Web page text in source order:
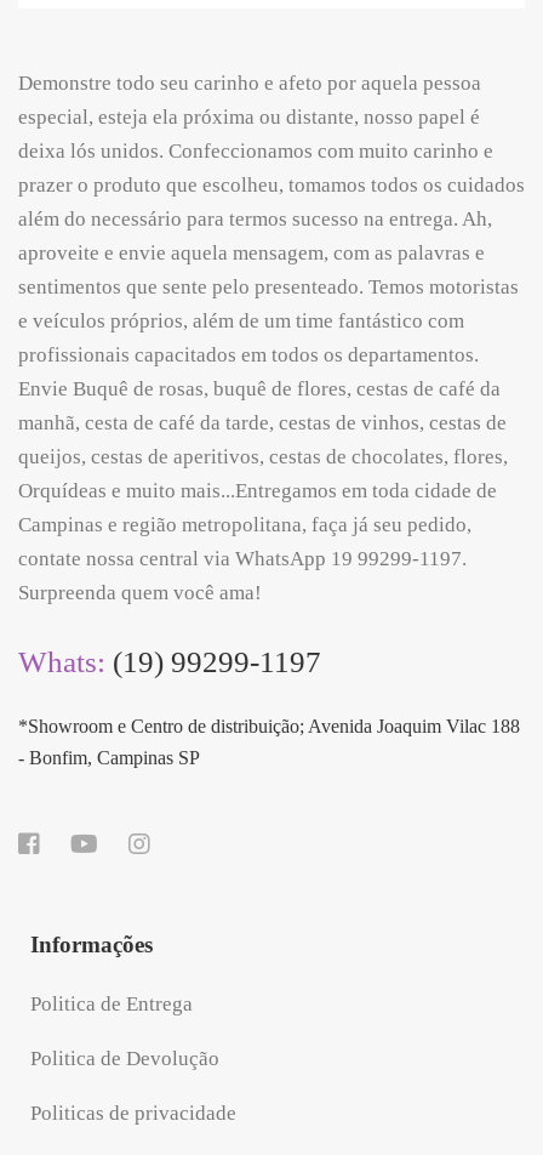
Demonstre todo seu carinho e afeto por aquela pessoa
especial, esteja ela próxima ou distante, nosso papel é
deixa lós unidos. Confeccionamos com muito carinho e
prazer o produto que escolheu, tomamos todos os cuidados
além do necessário para termos sucesso na entrega. Ah,
aproveite e envie aquela mensagem, com as palavras e
sentimentos que sente pelo presenteado. Temos motoristas
e veículos próprios, além de um time fantástico com
profissionais capacitados em todos os departamentos.
Envie Buquê de rosas, buquê de flores, cestas de café da
manhã, cesta de café da tarde, cestas de vinhos, cestas de
queijos, cestas de aperitivos, cestas de chocolates, flores,
Orquídeas e muito mais...Entregamos em toda cidade de
Campinas e região metropolitana, faça já seu pedido,
contate nossa central via WhatsApp 19 99299-1197.
Surpreenda quem você ama!
Whats: (19) 99299-1197
*Showroom e Centro de distribuição; Avenida Joaquim Vilac 188
- Bonfim, Campinas SP
Informações
Politica de Entrega
Politica de Devolução
Politicas de privacidade